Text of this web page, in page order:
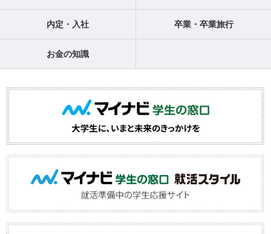
内定・入社 卒業・卒業旅行
お金の知識